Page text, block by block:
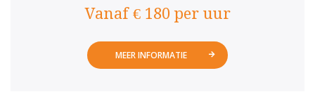
Vanaf € 180 per uur
MEER INFORMATIE